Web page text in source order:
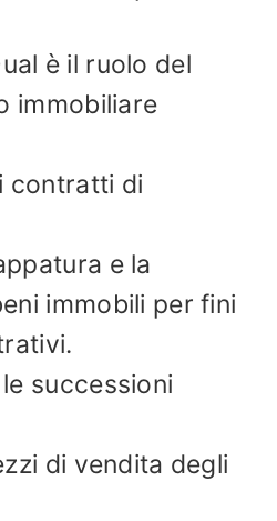
è il ruolo del
immobiliare
contratti di
e la
immobili per fini
successioni
di vendita degli